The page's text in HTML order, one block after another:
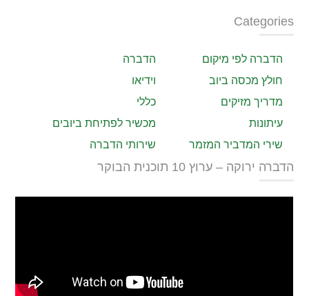
Categories
הדברה
הדברה לפי מיקום
וידיאו
חולץ מכסה ביוב
כללי
מדריך מזיקים
מכשיר לפתיחת ביובים
עיתונות
שירותי הדברה
שירי המדביר המזמר
הדברה ירוקה – ערוץ 10 תוכנית הבוקר